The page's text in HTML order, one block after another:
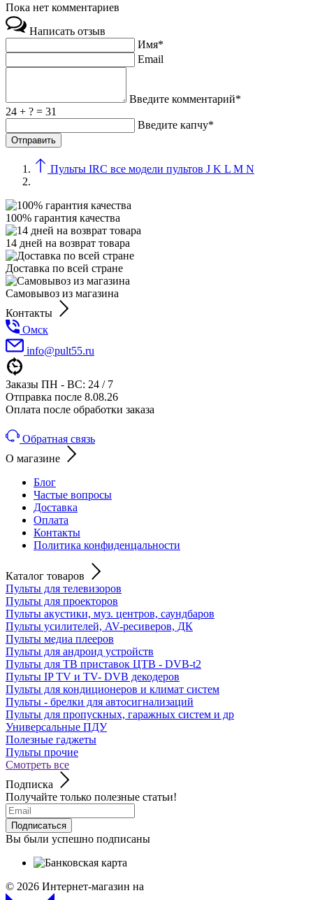
Пока нет комментариев
Написать отзыв
Имя*
Email
Введите комментарий*
24 + ? = 31
Введите капчу*
Пульты IRC все модели пультов J K L M N
100% гарантия качества
14 дней на возврат товара
Доставка по всей стране
Самовывоз из магазина
Контакты
Омск
info@pult55.ru
Заказы ПН - ВС: 24 / 7
Отправка после 8.08.26
Оплата после обработки заказа
Обратная связь
О магазине
Блог
Частые вопросы
Доставка
Оплата
Контакты
Политика конфиденцальности
Каталог товаров
Пульты для телевизоров
Пульты для проекторов
Пульты акустики, муз. центров, саундбаров
Пульты усилителей, AV-ресиверов, ДК
Пульты медиа плееров
Пульты для андроид устройств
Пульты для ТВ приставок ЦТВ - DVB-t2
Пульты IP TV и TV- DVB декодеров
Пульты для кондиционеров и климат систем
Пульты - брелки для автосигнализаций
Пульты для пропускных, гаражных систем и др
Универсальные ПДУ
Полезные гаджеты
Пульты прочие
Смотреть все
Подписка
Получайте только полезные статьи!
Подписаться
Вы были успешно подписаны
© 2026 Интернет-магазин на